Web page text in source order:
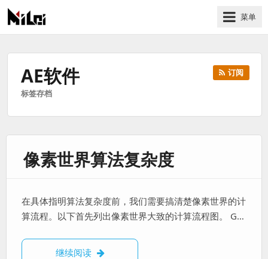
有
技
菜单
AE软件
标签存档
订阅
像素世界算法复杂度
在具体指明算法复杂度前，我们需要搞清楚像素世界的计
算流程。以下首先列出像素世界大致的计算流程图。 G…
继续阅读 像素世界算法复杂度